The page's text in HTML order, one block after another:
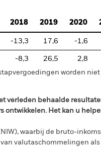
2018 2019 2020
-13,3 17,6 -1,6
-8,3 26,5 2,8
worden
verleden behaalde
Het kan u
waarbij de bruto-
valutaschommelingen